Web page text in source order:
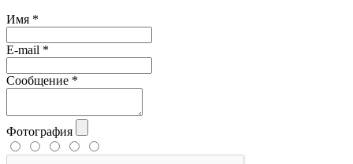
Имя *
E-mail *
Сообщение *
Фотография